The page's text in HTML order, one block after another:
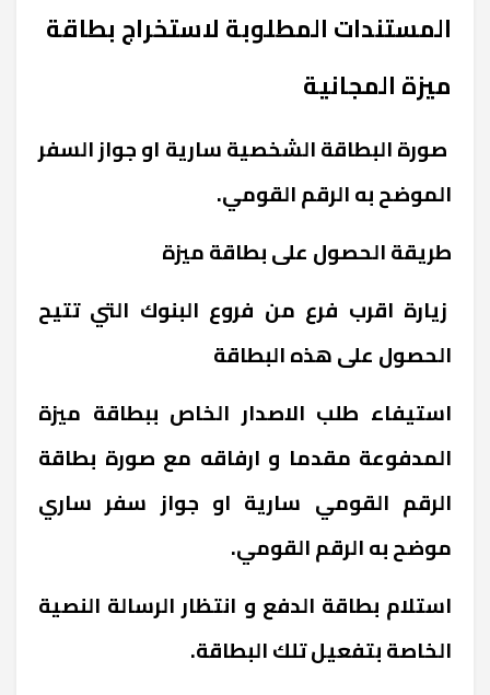
المستندات المطلوبة لاستخراج بطاقة
ميزة المجانية
صورة البطاقة الشخصية سارية او جواز السفر
الموضح به الرقم القومي.
طريقة الحصول على بطاقة ميزة
زيارة اقرب فرع من فروع البنوك التي تتيح
الحصول على هذه البطاقة
استيفاء طلب الاصدار الخاص ببطاقة ميزة
المدفوعة مقدما و ارفاقه مع صورة بطاقة
الرقم القومي سارية او جواز سفر ساري
موضح به الرقم القومي.
استلام بطاقة الدفع و انتظار الرسالة النصية
الخاصة بتفعيل تلك البطاقة.